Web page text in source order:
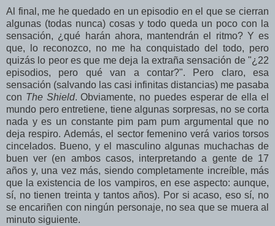
Al final, me he quedado en un episodio en el que se cierran
algunas (todas nunca) cosas y todo queda un poco con la
sensación, ¿qué harán ahora, mantendrán el ritmo? Y es
que, lo reconozco, no me ha conquistado del todo, pero
quizás lo peor es que me deja la extraña sensación de "¿22
episodios, pero qué van a contar?". Pero claro, esa
sensación (salvando las casi infinitas distancias) me pasaba
con The Shield. Obviamente, no puedes esperar de ella el
mundo pero entretiene, tiene algunas sorpresas, no se corta
nada y es un constante pim pam pum argumental que no
deja respiro. Además, el sector femenino verá varios torsos
cincelados. Bueno, y el masculino algunas muchachas de
buen ver (en ambos casos, interpretando a gente de 17
años y, una vez más, siendo completamente increíble, más
que la existencia de los vampiros, en ese aspecto: aunque,
sí, no tienen treinta y tantos años). Por si acaso, eso sí, no
se encariñen con ningún personaje, no sea que se muera al
minuto siguiente.